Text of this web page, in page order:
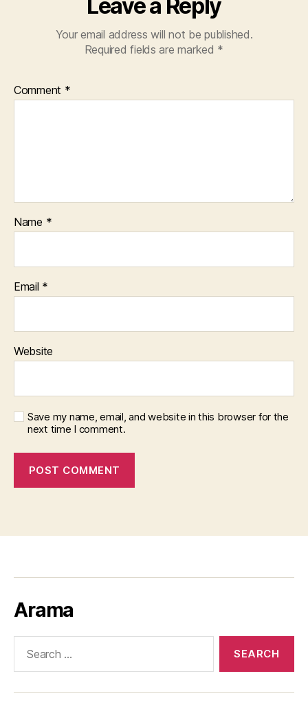
Leave a Reply
Your email address will not be published.
Required fields are marked *
Comment *
Name *
Email *
Website
Save my name, email, and website in this browser for the
next time I comment.
Arama